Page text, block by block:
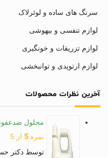
سرنگ های ساده و لوئرلاک
لوازم تنفسی و بیهوشی
لوازم تزریقات و خونگیری
لوازم ارتوپدی و توانبخشی
آخرین نظرات محصولات
محلول
نمره5 از 5
توسط دکتر